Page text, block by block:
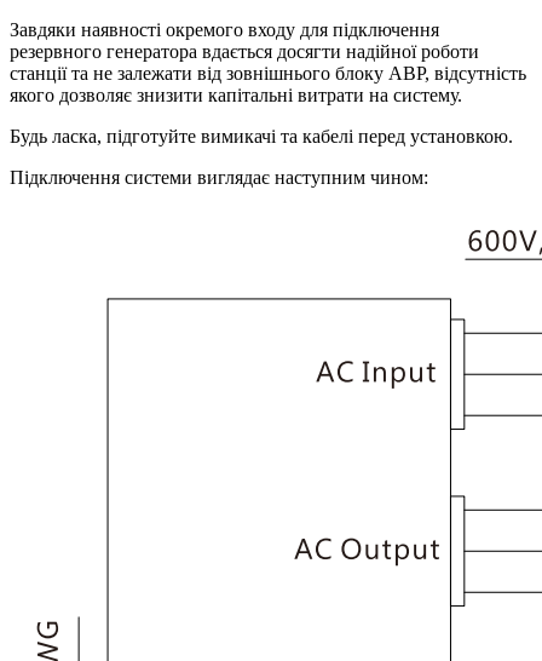
Завдяки наявності окремого входу для підключення
резервного генератора вдається досягти надійної роботи
станції та не залежати від зовнішнього блоку АВР, відсутність
якого дозволяє знизити капітальні витрати на систему.
Будь ласка, підготуйте вимикачі та кабелі перед установкою.
Підключення системи виглядає наступним чином: